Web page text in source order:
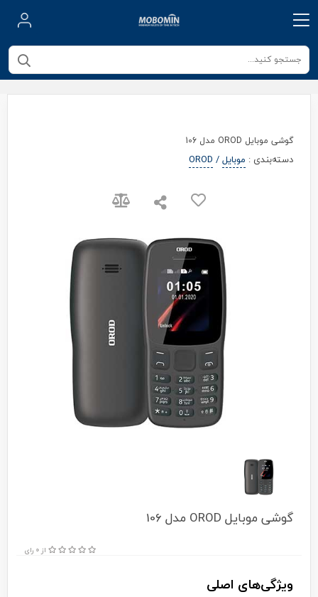
گوشی موبایل OROD مدل 106
دسته‌بندی : موبایل/
OROD
گوشی موبایل OROD مدل 106
از 0 رای
ویژگی‌های اصلی